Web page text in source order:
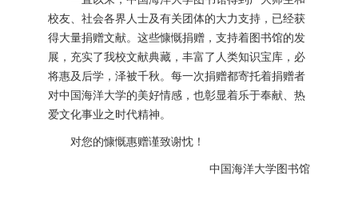
校友、社会各界人士及有关团体的大力支持，已经获
得大量捐赠文献。这些慷慨捐赠，支持着图书馆的发
展，充实了我校文献典藏，丰富了人类知识宝库，必
将惠及后学，泽被千秋。每一次捐赠都寄托着捐赠者
对中国海洋大学的美好情感，也彰显着乐于奉献、热
爱文化事业之时代精神。
对您的慷慨惠赠谨致谢忱！
中国海洋大学图书馆